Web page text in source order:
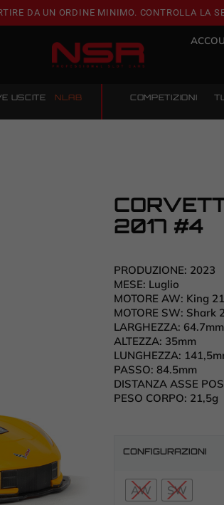
DA UN ORDINE MINIMO. CONTROLLA LA
USCITE NLAB COMPETIZIONI
2017 #4
PRODUZIONE: 2023
MESE: Luglio
MOTORE AW: King
MOTORE SW: Shark
LARGHEZZA: 64.7mm
ALTEZZA: 35mm
LUNGHEZZA:
PASSO: 84.5mm
DISTANZA ASSE
PESO CORPO: 21,5g
CONFIGURAZIONI
AW SW